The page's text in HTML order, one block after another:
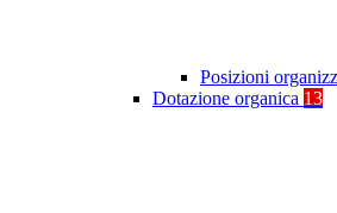
Posizioni
Dotazione organica 13